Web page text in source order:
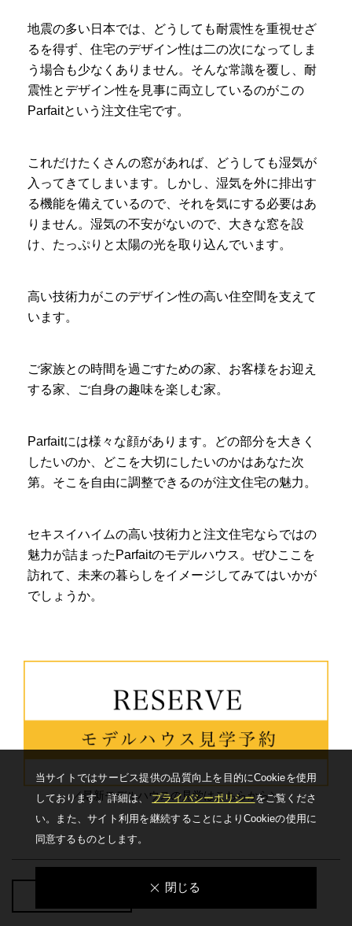
地震の多い日本では、どうしても耐震性を重視せざ
るを得ず、住宅のデザイン性は二の次になってしま
う場合も少なくありません。そんな常識を覆し、耐
震性とデザイン性を見事に両立しているのがこの
Parfaitという注文住宅です。
これだけたくさんの窓があれば、どうしても湿気が
入ってきてしまいます。しかし、湿気を外に排出す
る機能を備えているので、それを気にする必要はあ
りません。湿気の不安がないので、大きな窓を設
け、たっぷりと太陽の光を取り込んでいます。
高い技術力がこのデザイン性の高い住空間を支えて
います。
ご家族との時間を過ごすための家、お客様をお迎え
する家、ご自身の趣味を楽しむ家。
Parfaitには様々な顔があります。どの部分を大きく
したいのか、どこを大切にしたいのかはあなた次
第。そこを自由に調整できるのが注文住宅の魅力。
セキスイハイムの高い技術力と注文住宅ならではの
魅力が詰まったParfaitのモデルハウス。ぜひここを
訪れて、未来の暮らしをイメージしてみてはいかが
でしょうか。
／最新モデルハウスの見学はこちらから＼
当サイトではサービス提供の品質向上を⽬的にCookieを使⽤
しております。詳細は、プライバシーポリシーをご覧くださ
い。
また、サイト利⽤を継続することによりCookieの使⽤に
同意するものとします。
閉じる